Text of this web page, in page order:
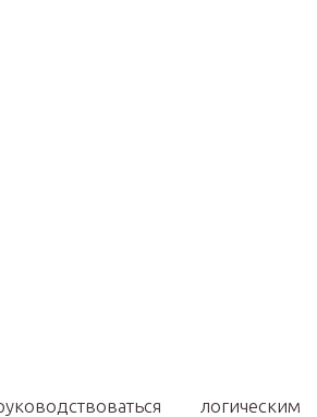
логическим